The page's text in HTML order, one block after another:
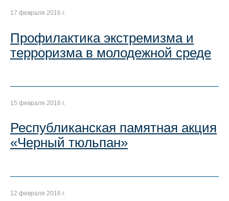
17 февраля 2016 г.
Профилактика экстремизма и
терроризма в молодежной среде
15 февраля 2016 г.
Республиканская памятная акция
«Черный тюльпан»
12 февраля 2016 г.